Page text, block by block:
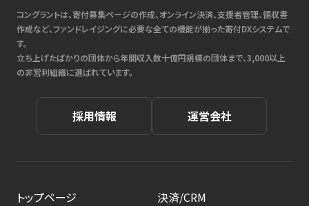
コングラントは、寄付募集ページの作成、オンライン決済、支援者管理、領収書
作成など、ファンドレイジングに必要な全ての機能が揃った寄付DXシステムで
す。
立ち上げたばかりの団体から年間収入数十億円規模の団体まで、3,000以上
の非営利組織に選ばれています。
採用情報 運営会社
トップページ
決済/CRM